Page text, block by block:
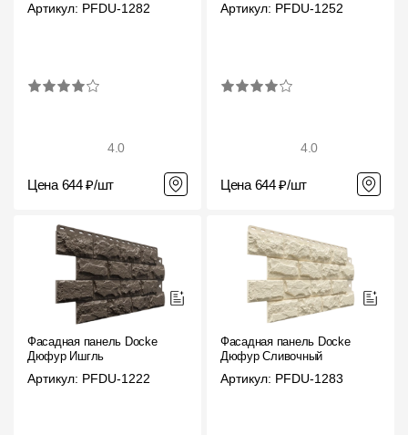
Артикул: PFDU-1282
4.0
Цена 644 ₽/шт
Артикул: PFDU-1252
4.0
Цена 644 ₽/шт
Фасадная панель Docke
Дюфур Ишгль
Артикул: PFDU-1222
Фасадная панель Docke
Дюфур Сливочный
Артикул: PFDU-1283